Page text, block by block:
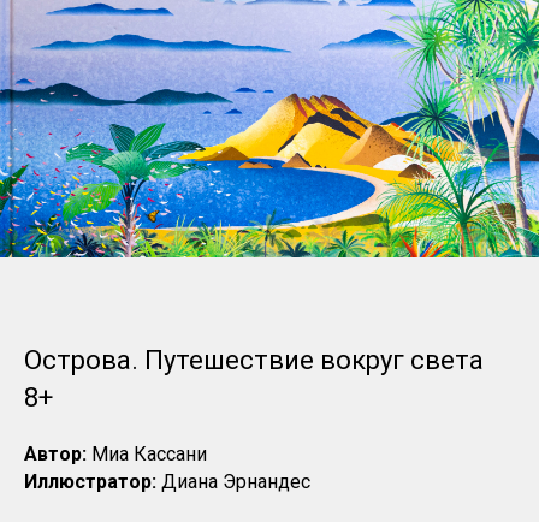
Острова. Путешествие вокруг света
8+
Автор: Миа Кассани
Иллюстратор: Диана Эрнандес